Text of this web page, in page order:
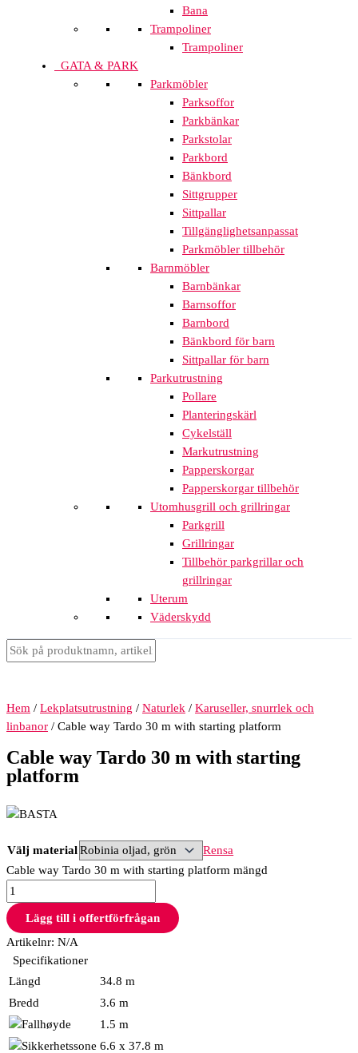
Bana
Trampoliner
Trampoliner
GATA & PARK
Parkmöbler
Parksoffor
Parkbänkar
Parkstolar
Parkbord
Bänkbord
Sittgrupper
Sittpallar
Tillgänglighetsanpassat
Parkmöbler tillbehör
Barnmöbler
Barnbänkar
Barnsoffor
Barnbord
Bänkbord för barn
Sittpallar för barn
Parkutrustning
Pollare
Planteringskärl
Cykelställ
Markutrustning
Papperskorgar
Papperskorgar tillbehör
Utomhusgrill och grillringar
Parkgrill
Grillringar
Tillbehör parkgrillar och
grillringar
Uterum
Väderskydd
Hem / Lekplatsutrustning / Naturlek / Karuseller, snurrlek och
linbanor / Cable way Tardo 30 m with starting platform
Cable way Tardo 30 m with starting
platform
Välj material
Rensa
Cable way Tardo 30 m with starting platform mängd
Lägg till i offertförfrågan
Artikelnr: N/A
Specifikationer
Längd
34.8 m
Bredd
3.6 m
1.5 m
6.6 x 37.8 m